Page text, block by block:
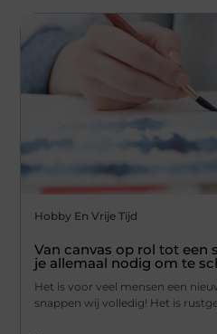
Hobby En Vrije Tijd
Van canvas op rol tot een
je allemaal nodig om te
Het is voor veel mensen een
snappen wij volledig! Het is